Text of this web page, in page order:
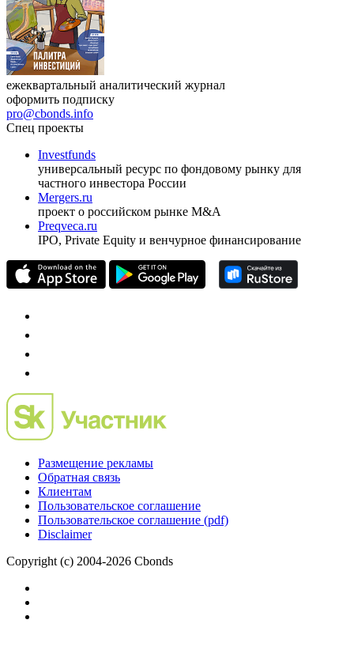
оформить подписку
pro@cbonds.info
Спец проекты
Investfunds
универсальный ресурс по фондовому рынку для
частного инвестора России
проект о российском рынке M&A
Preqveca.ru
Размещение рекламы
Обратная связь
Пользовательское соглашение
Copyright (c) 2004-2026 Cbonds